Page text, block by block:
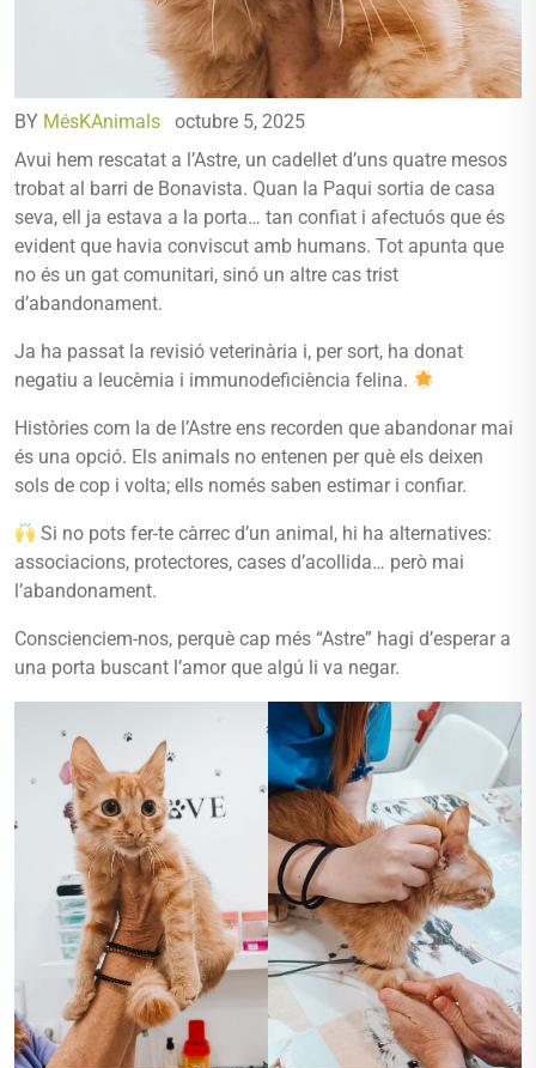
BY MésKAnimals
octubre 5, 2025
Avui hem rescatat a l’Astre, un cadellet d’uns quatre mesos
trobat al barri de Bonavista. Quan la Paqui sortia de casa
seva, ell ja estava a la porta… tan confiat i afectuós que és
evident que havia conviscut amb humans. Tot apunta que
no és un gat comunitari, sinó un altre cas trist
d’abandonament.
Ja ha passat la revisió veterinària i, per sort, ha donat
negatiu a leucèmia i immunodeficiència felina.
Històries com la de l’Astre ens recorden que abandonar mai
és una opció. Els animals no entenen per què els deixen
sols de cop i volta; ells només saben estimar i confiar.
Si no pots fer-te càrrec d’un animal, hi ha alternatives:
associacions, protectores, cases d’acollida… però mai
l’abandonament.
Conscienciem-nos, perquè cap més “Astre” hagi d’esperar a
una porta buscant l’amor que algú li va negar.